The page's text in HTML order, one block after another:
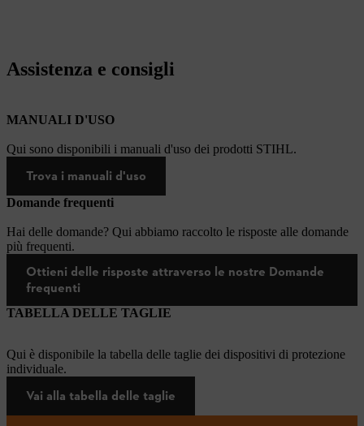
Assistenza e consigli
MANUALI D'USO
Qui sono disponibili i manuali d'uso dei prodotti STIHL.
Trova i manuali d'uso
Domande frequenti
Hai delle domande? Qui abbiamo raccolto le risposte alle domande
più frequenti.
Ottieni delle risposte attraverso le nostre Domande
frequenti
TABELLA DELLE TAGLIE
Qui è disponibile la tabella delle taglie dei dispositivi di protezione
individuale.
Vai alla tabella delle taglie